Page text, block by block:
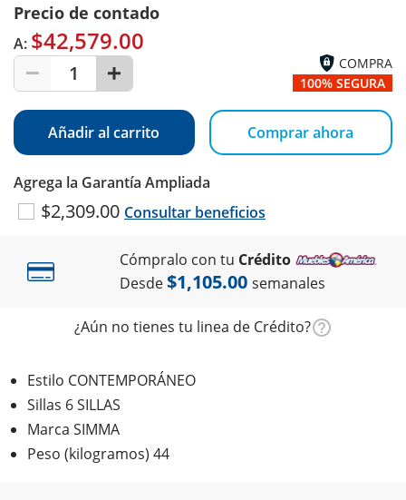
Precio de contado
A: $42,579.00
1
COMPRA
100% SEGURA
Añadir al carrito Comprar ahora
Agrega la Garantía Ampliada
$2,309.00 Consultar beneficios
Cómpralo con tu Crédito
Desde$1,105.00 semanales
¿Aún no tienes tu linea de Crédito?
Estilo CONTEMPORÁNEO
Sillas 6 SILLAS
Marca SIMMA
Peso (kilogramos) 44